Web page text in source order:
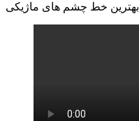
بهترین خط چشم های ماژیکی